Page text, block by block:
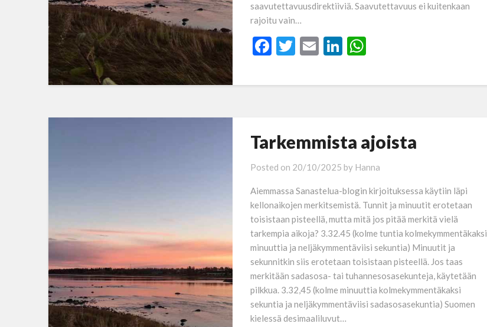
saavutettavuusdirektiiviä. Saavutettavuus ei kuitenkaan
rajoitu vain…
Facebook
Twitter
EmailLinkedIn
WhatsApp
Tarkemmista ajoista
Posted on 20/10/2025 by Hanna
Aiemmassa Sanastelua-blogin kirjoituksessa käytiin läpi
kellonaikojen merkitsemistä. Tunnit ja minuutit erotetaan
toisistaan pisteellä, mutta mitä jos pitää merkitä vielä
tarkempia aikoja? 3.32.45 (kolme tuntia kolmekymmentäkaksi
minuuttia ja neljäkymmentäviisi sekuntia) Minuutit ja
sekunnitkin siis erotetaan toisistaan pisteellä. Jos taas
merkitään sadasosa- tai tuhannesosasekunteja, käytetään
pilkkua. 3.32,45 (kolme minuuttia kolmekymmentäkaksi
sekuntia ja neljäkymmentäviisi sadasosasekuntia) Suomen
kielessä desimaaliluvut…